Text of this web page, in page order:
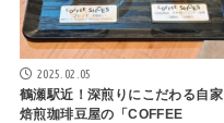
2025.02.05
鶴瀬駅近！深煎りにこだわる自家
焙煎珈琲豆屋の「COFFEE